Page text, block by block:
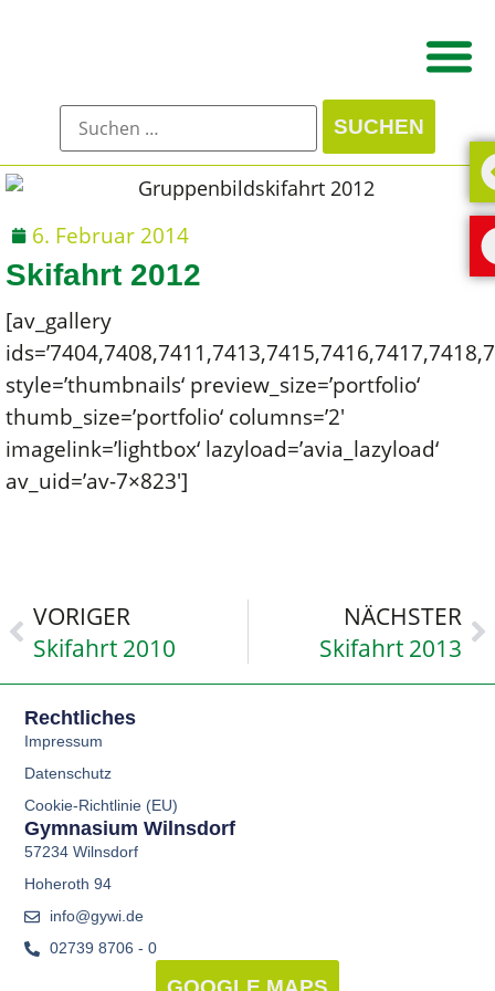
6. Februar 2014
Skifahrt 2012
[av_gallery
style=’thumbnails‘ preview_size=’portfolio‘
thumb_size=’portfolio‘ columns=’2′
imagelink=’lightbox‘ lazyload=’avia_lazyload‘
av_uid=’av-7×823′]
VORIGER
Skifahrt 2010
NÄCHSTER
Skifahrt 2013
Rechtliches
Impressum
Datenschutz
Cookie-Richtlinie (EU)
Gymnasium Wilnsdorf
57234 Wilnsdorf
Hoheroth 94
info@gywi.de
02739 8706 - 0